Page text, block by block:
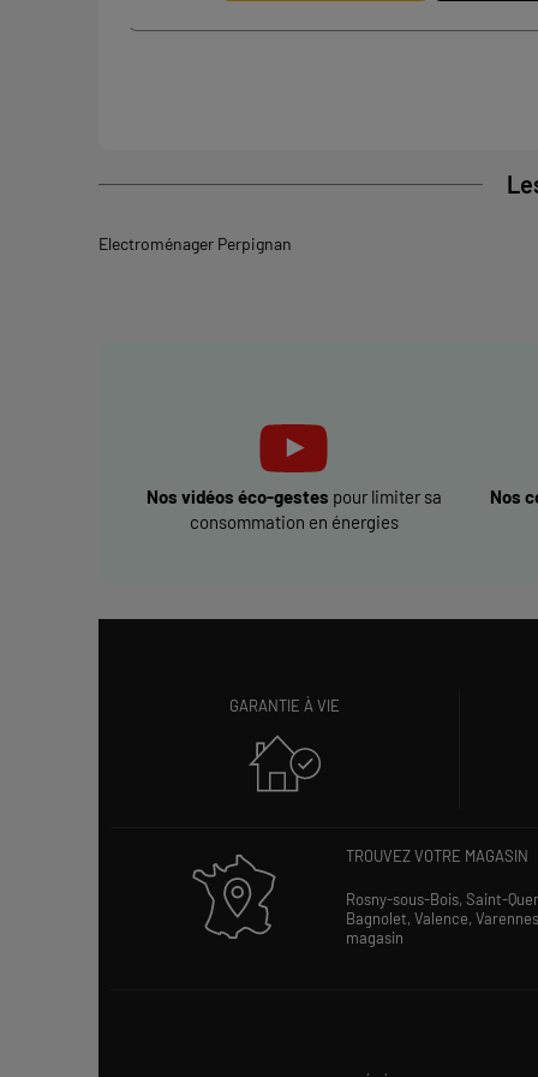
Electroménager Perpignan
Nos vidéos éco-gestes pour limiter sa
consommation en énergies
Nos
GARANTIE À VIE
TROUVEZ VOTRE MAGASIN
Rosny-sous-Bois,Saint-
Bagnolet,Valence,
magasin